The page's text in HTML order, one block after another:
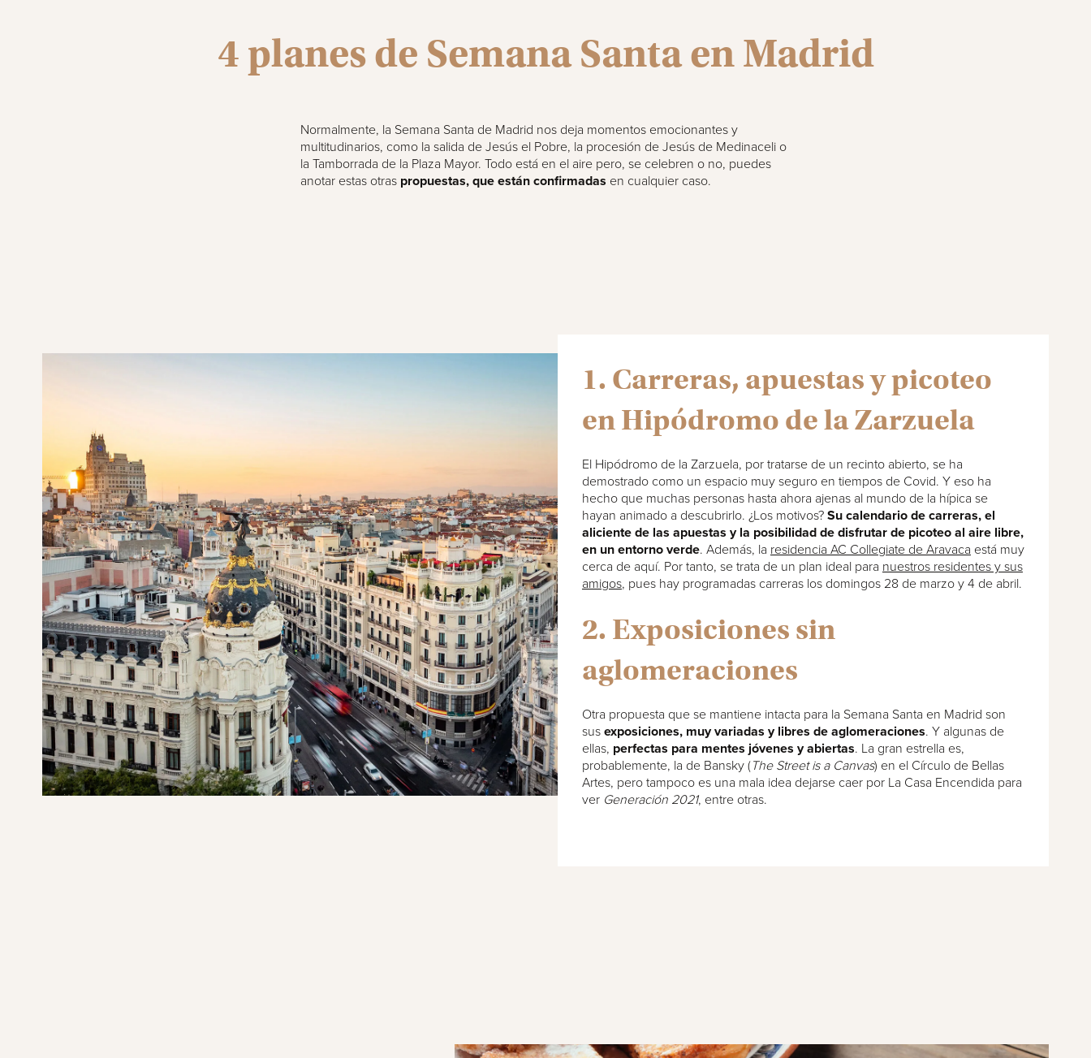
4 planes de Semana Santa en Madrid
Normalmente, la Semana Santa de Madrid nos deja momentos emocionantes y
multitudinarios, como la salida de Jesús el Pobre, la procesión de Jesús de Medinaceli o
la Tamborrada de la Plaza Mayor. Todo está en el aire pero, se celebren o no, puedes
anotar estas otras propuestas, que están confirmadas en cualquier caso.
1. Carreras, apuestas y picoteo
en Hipódromo de la Zarzuela
El Hipódromo de la Zarzuela, por tratarse de un recinto abierto, se ha
demostrado como un espacio muy seguro en tiempos de Covid. Y eso ha
hecho que muchas personas hasta ahora ajenas al mundo de la hípica se
hayan animado a descubrirlo. ¿Los motivos? Su calendario de carreras, el
aliciente de las apuestas y la posibilidad de disfrutar de picoteo al aire libre,
en un entorno verde. Además, la residencia AC Collegiate de Aravaca está muy
cerca de aquí. Por tanto, se trata de un plan ideal para nuestros residentes y sus
amigos, pues hay programadas carreras los domingos 28 de marzo y 4 de abril.
2. Exposiciones sin
aglomeraciones
Otra propuesta que se mantiene intacta para la Semana Santa en Madrid son
susexposiciones, muy variadas y libres de aglomeraciones. Y algunas de
ellas, perfectas para mentes jóvenes y abiertas. La gran estrella es,
probablemente, la de Bansky (The Street is a Canvas) en el Círculo de Bellas
Artes, pero tampoco es una mala idea dejarse caer por La Casa Encendida para
ver Generación 2021, entre otras.